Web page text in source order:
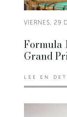
VIERNES, 29
Formula
Grand
LEE EN